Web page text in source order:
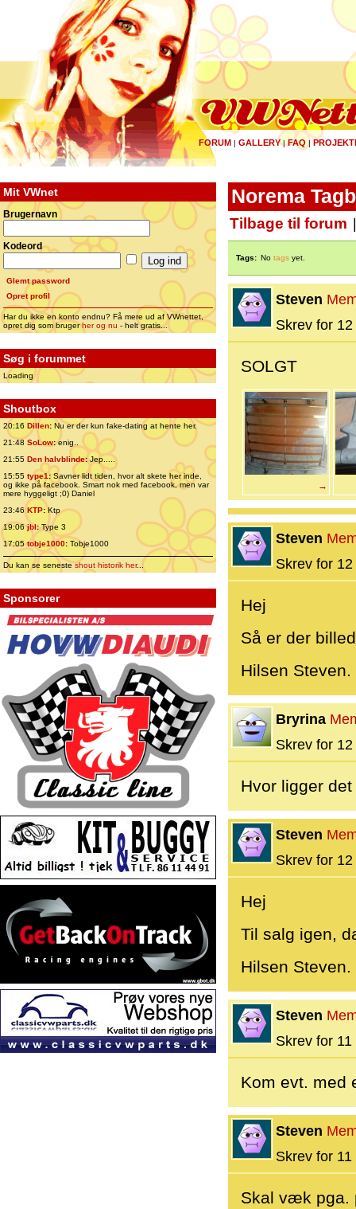
FORUM | GALLERY|FAQ |
Mit VWnet
Brugernavn
Kodeord
Glemt password
Opret profil
Har du ikke en konto endnu? Få mere ud af VWnettet,
opret dig som brugerher og nu - helt gratis...
Søg i forummet
Loading
Shoutbox
20:16 Dillen: Nu er der kun fake-dating at hente her.
21:48 SoLow:enig..
21:55 Den halvblinde:Jep.....
15:55 type1:Savner lidt tiden, hvor alt skete her inde,
og ikke på facebook. Smart nok med facebook, men var
mere hyggeligt ;0) Daniel
23:46 KTP:Ktp
19:06jbl:Type 3
17:05tobje1000: Tobje1000
Du kan se senesteshout historik her...
Sponsorer
Norema
Tilbage til forum
Tags: No tags yet.
Steven
Skrev for
SOLGT
→
Steven
Skrev for
Hej
Så er der
Hilsen Steven.
Bryrina
Skrev for
Hvor ligger
Steven
Skrev for
Hej
Til salg igen,
Hilsen Steven.
Steven
Skrev for
Kom evt. med
Steven
Skrev for
Skal væk pga.